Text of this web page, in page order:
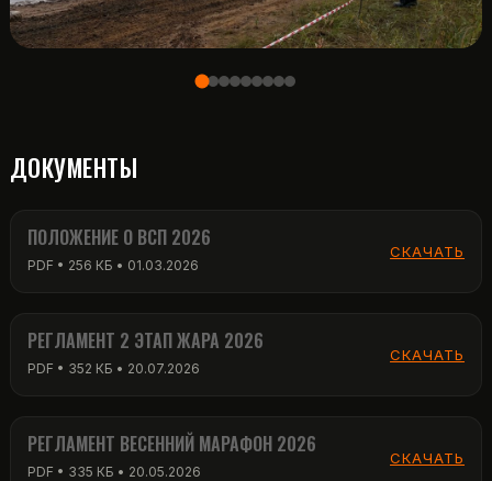
ДОКУМЕНТЫ
ПОЛОЖЕНИЕ О ВСП 2026
PDF • 256 КБ • 01.03.2026
СКАЧАТЬ
РЕГЛАМЕНТ 2 ЭТАП ЖАРА 2026
PDF • 352 КБ • 20.07.2026
СКАЧАТЬ
РЕГЛАМЕНТ ВЕСЕННИЙ МАРАФОН 2026
PDF • 335 КБ • 20.05.2026
СКАЧАТЬ